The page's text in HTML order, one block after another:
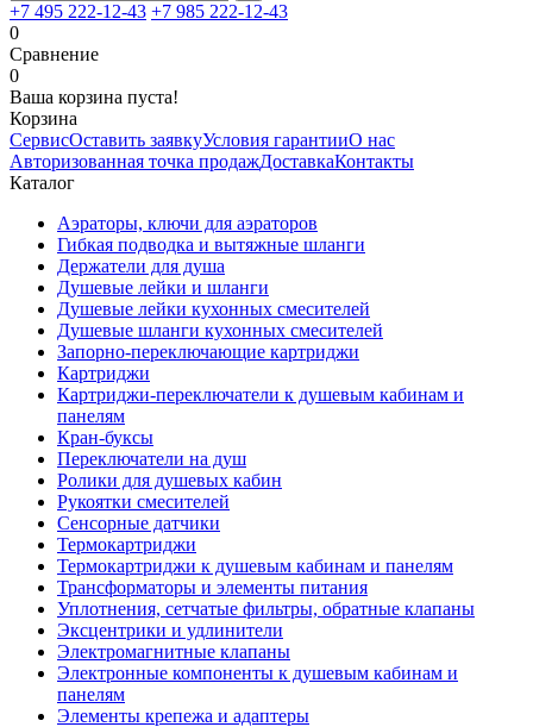
+7 495 222-12-43 +7 985 222-12-43
0
Сравнение
0
Ваша корзина пуста!
Корзина
СервисОставить заявкуУсловия гарантииО нас
Авторизованная точка продажДоставкаКонтакты
Каталог
Аэраторы, ключи для аэраторов
Гибкая подводка и вытяжные шланги
Держатели для душа
Душевые лейки и шланги
Душевые лейки кухонных смесителей
Душевые шланги кухонных смесителей
Запорно-переключающие картриджи
Картриджи
Картриджи-переключатели к душевым кабинам и
панелям
Кран-буксы
Переключатели на душ
Ролики для душевых кабин
Рукоятки смесителей
Сенсорные датчики
Термокартриджи
Термокартриджи к душевым кабинам и панелям
Трансформаторы и элементы питания
Уплотнения, сетчатые фильтры, обратные клапаны
Эксцентрики и удлинители
Электромагнитные клапаны
Электронные компоненты к душевым кабинам и
панелям
Элементы крепежа и адаптеры